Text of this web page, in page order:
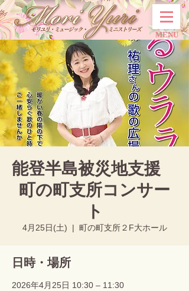
MENU
能登半島被災地支援
町の町支所コンサー
ト
4月25日(土)
  |
町の町支所２F大ホール
日時・場所
2026年4月25日 10:30 – 11:30